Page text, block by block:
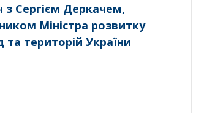
з Сергієм Деркачем,
Міністра розвитку
та територій України